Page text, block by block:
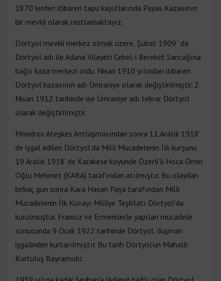
1870’lerden itibaren tapu kayıtlarında Payas Kazasının
bir mevkii olarak rastlamaktayız.
Dörtyol mevkii merkez olmak üzere, Şubat 1909 ‘ da
Dörtyol adı ile Adana Vilayeti Cebel-i Bereket Sancağına
bağlı kaza merkezi oldu. Nisan 1910 yılından itibaren
Dörtyol kazasının adı Ümraniye olarak değiştirilmiştir. 2
Nisan 1912 tarihinde ise Ümraniye adı tekrar Dörtyol
olarak değiştirilmiştir.
Mondros Ateşkes Antlaşmasından sonra 11 Aralık 1918’
de işgal edilen Dörtyol’da Milli Mücadelenin İlk kurşunu
19 Aralık 1918’ de Karakese köyünde Özerli’li Hoca Ömer
Oğlu Mehmet (KARA) tarafından atılmıştır. Bu olaydan
birkaç gün sonra Kara Hasan Paşa tarafından Milli
Mücadelenin İlk Kuvayı Milliye Teşkilatı Dörtyol’da
kurulmuştur. Fransız ve Ermenilerle yapılan mücadele
sonucunda 9 Ocak 1922 tarihinde Dörtyol, düşman
işgalinden kurtarılmıştır. Bu tarih Dörtyol’un Mahalli
Kurtuluş Bayramıdır.